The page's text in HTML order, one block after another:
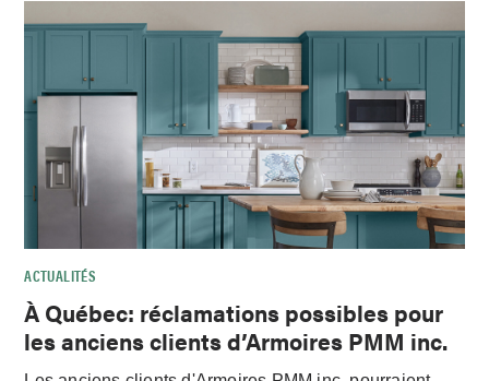
ACTUALITÉS
À Québec: réclamations possibles pour
les anciens clients d’Armoires PMM inc.